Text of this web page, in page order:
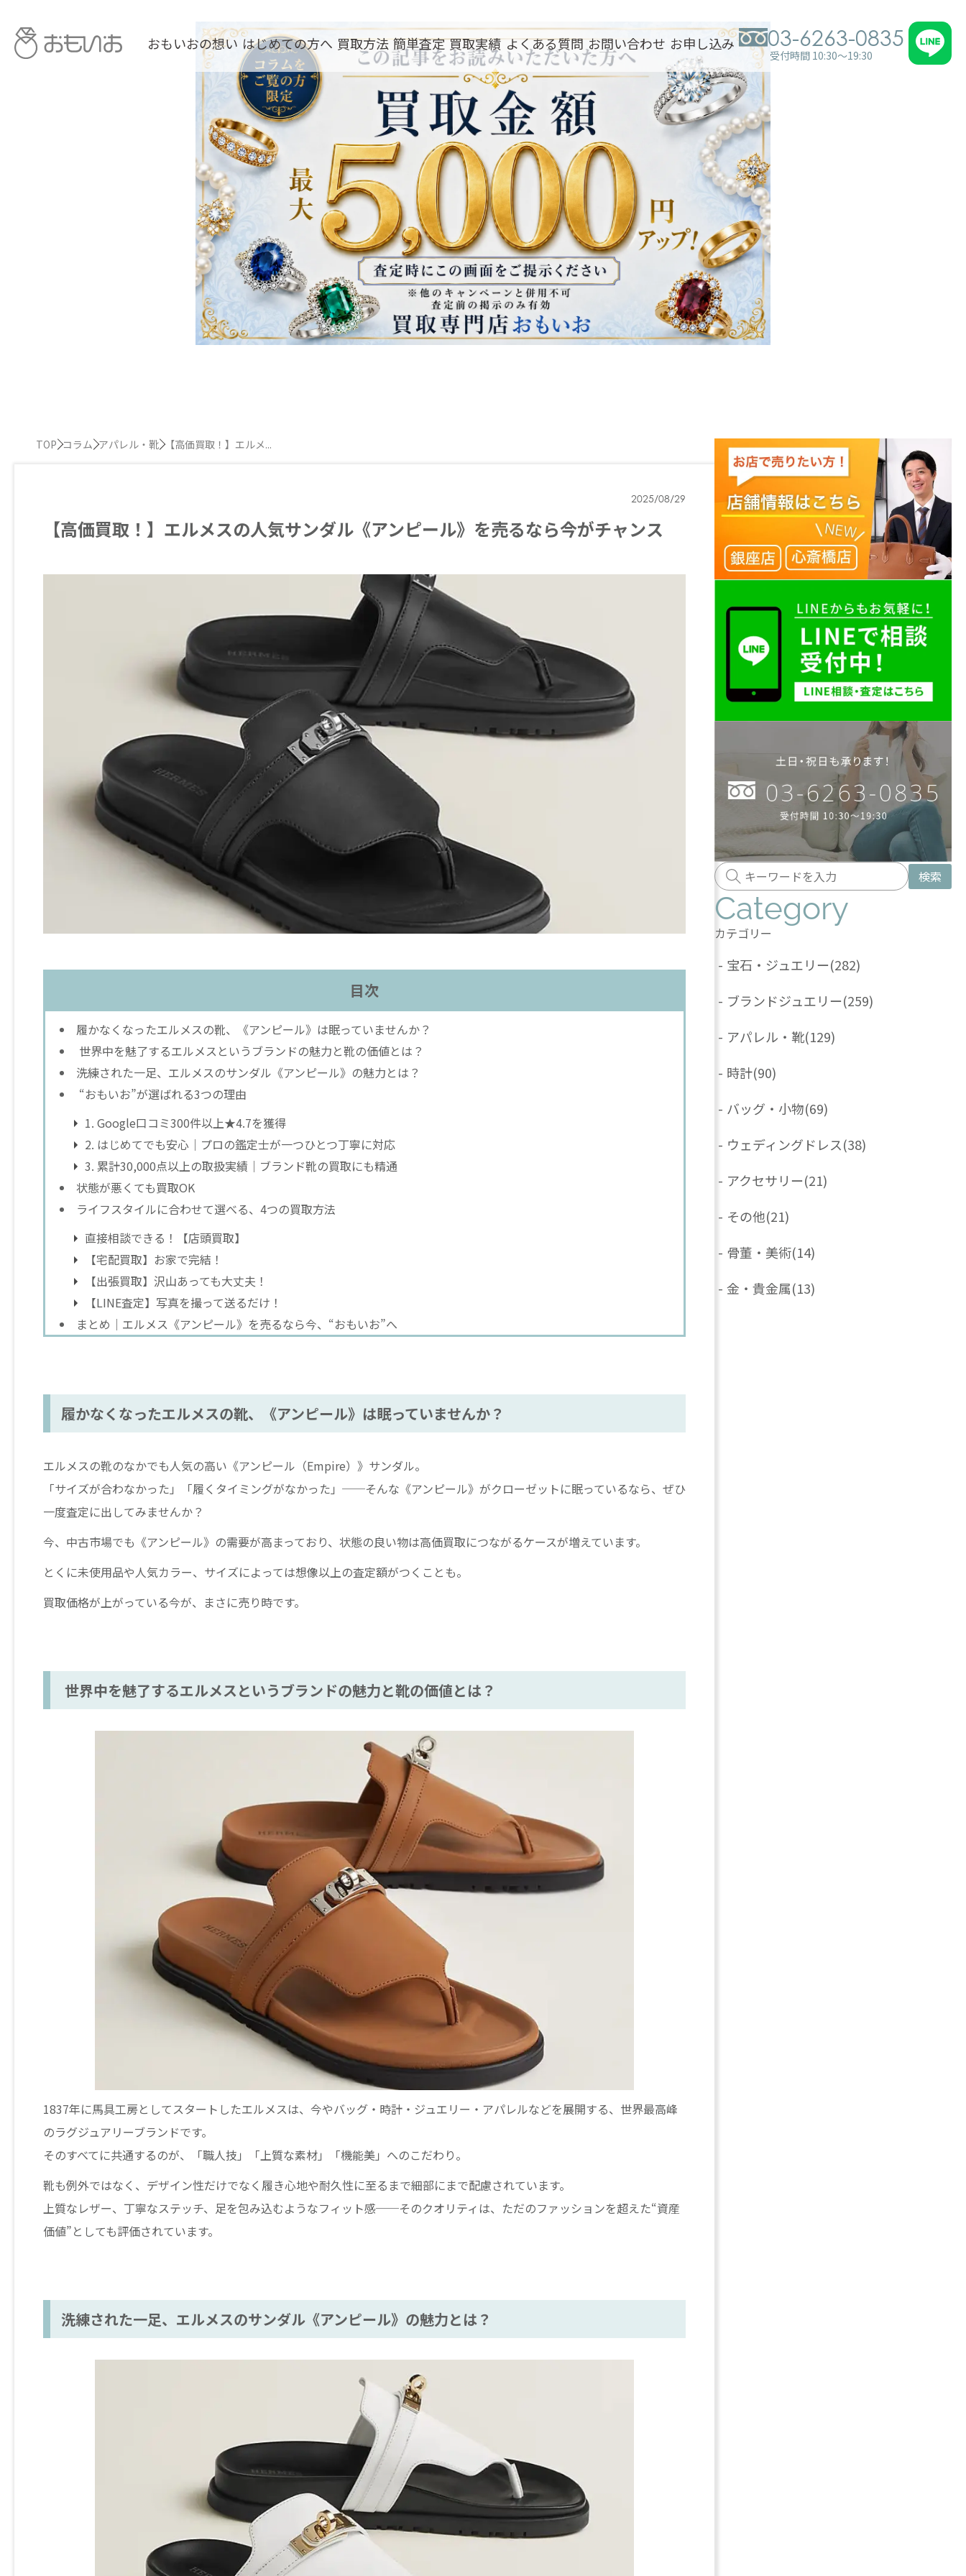
おもいおの想い はじめての方へ 買取方法 簡単査定 買取実績 よくある質問 お問い合わせ お申し込み 03-6263-0835
受付時間 10:30～19:30
TOP コラム アパレル・靴 【高価買取！】エルメ...
2025/08/29
【高価買取！】エルメスの人気サンダル《アンピール》を売るなら今がチャンス
目次
履かなくなったエルメスの靴、《アンピール》は眠っていませんか？
世界中を魅了するエルメスというブランドの魅力と靴の価値とは？
洗練された一足、エルメスのサンダル《アンピール》の魅力とは？
“おもいお”が選ばれる3つの理由
1. Google口コミ300件以上★4.7を獲得
2. はじめてでも安心｜プロの鑑定士が一つひとつ丁寧に対応
3. 累計30,000点以上の取扱実績｜ブランド靴の買取にも精通
状態が悪くても買取OK
ライフスタイルに合わせて選べる、4つの買取方法
直接相談できる！【店頭買取】
【宅配買取】お家で完結！
【出張買取】沢山あっても大丈夫！
【LINE査定】写真を撮って送るだけ！
まとめ｜エルメス《アンピール》を売るなら今、“おもいお”へ
履かなくなったエルメスの靴、《アンピール》は眠っていませんか？
エルメスの靴のなかでも人気の高い《アンピール（Empire）》サンダル。
「サイズが合わなかった」「履くタイミングがなかった」──そんな《アンピール》がクローゼットに眠っているなら、ぜひ
一度査定に出してみませんか？
今、中古市場でも《アンピール》の需要が高まっており、状態の良い物は高価買取につながるケースが増えています。
とくに未使用品や人気カラー、サイズによっては想像以上の査定額がつくことも。
買取価格が上がっている今が、まさに売り時です。
世界中を魅了するエルメスというブランドの魅力と靴の価値とは？
1837年に馬具工房としてスタートしたエルメスは、今やバッグ・時計・ジュエリー・アパレルなどを展開する、世界最高峰
のラグジュアリーブランドです。
そのすべてに共通するのが、「職人技」「上質な素材」「機能美」へのこだわり。
靴も例外ではなく、デザイン性だけでなく履き心地や耐久性に至るまで細部にまで配慮されています。
上質なレザー、丁寧なステッチ、足を包み込むようなフィット感──そのクオリティは、ただのファッションを超えた“資産
価値”としても評価されています。
洗練された一足、エルメスのサンダル《アンピール》の魅力とは？
検索
Category
カテゴリー
- 宝石・ジュエリー(282)
- ブランドジュエリー(259)
- アパレル・靴(129)
- 時計(90)
- バッグ・小物(69)
- ウェディングドレス(38)
- アクセサリー(21)
- その他(21)
- 骨董・美術(14)
- 金・貴金属(13)